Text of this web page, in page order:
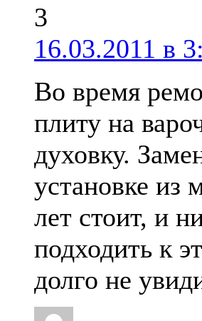
3
16.03.2011 в
Во время
плиту на
духовку.
установке из
лет стоит, и
подходить к
долго не